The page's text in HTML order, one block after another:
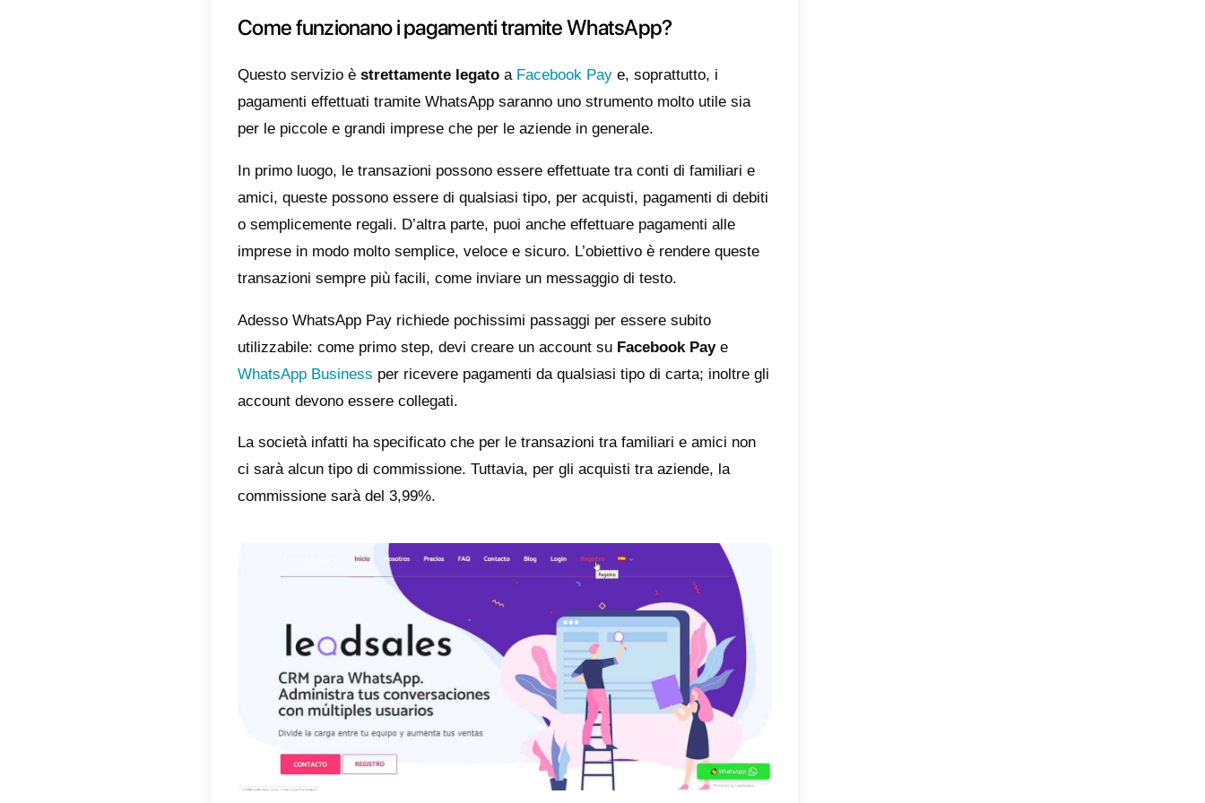
possibile pagare e incassare soldi con un solo messaggio, dando vita a
WhatsApp Pay. Questo servizio infatti permette di fare quanto detto
precedentemente, quindi inviare e ricevere denaro per mezzo di un semplice e
istantaneo messaggio dall’applicazione. Questo strumento si basa su servizi
comeBizume, forse, guadagnando popolarità diventerebbe un ottimo
strumento da usare per la propria attività e vita quotidiana.
Da notare che questo servizio è pensato per le aziende, grandi e piccole
imprese, per effettuare pagamenti istantanei e veloci, senza l’utilizzo di carte o
codici, ottenendo un ottimo complemento a WhatsApp Business, che si integra
perfettamente con il concetto di business che questa app prevede.